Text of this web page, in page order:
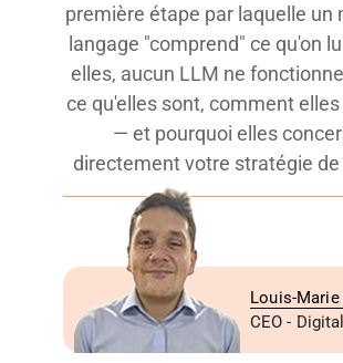
première étape par laquelle un
langage "comprend" ce qu'on
elles, aucun LLM ne
ce qu'elles sont, comment
— et pourquoi elles
directement votre stratégie
Louis-
CEO -